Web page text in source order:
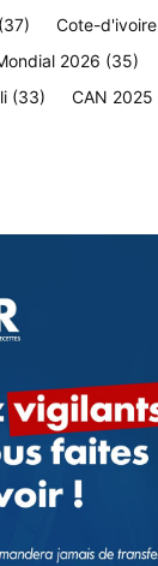
(37) Cote-d'ivoire
2026 (35)
(33) CAN 2025